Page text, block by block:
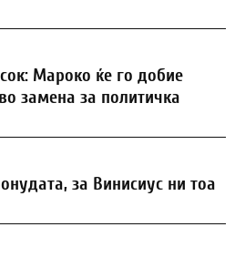
Мароко ќе го добие
замена за политичка
за Винисиус ни тоа